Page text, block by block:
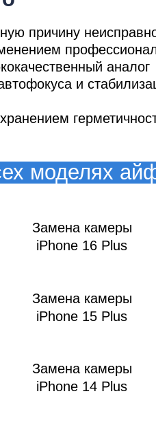
причину
аналог
и
моделях
Замена камеры
iPhone 16 Plus
Замена камеры
iPhone 15 Plus
Замена камеры
iPhone 14 Plus